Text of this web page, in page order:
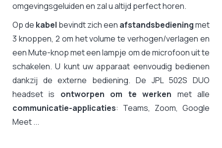
omgevingsgeluiden en zal u altijd perfect horen.
Op de kabel bevindt zich een afstandsbedieningmet
3 knoppen, 2 om het volume te verhogen/verlagen en
een Mute-knop met een lampje om de microfoon uit te
schakelen. U kunt uw apparaat eenvoudig bedienen
dankzij de externe bediening. De JPL 502S DUO
headset is ontworpen om te werken met alle
communicatie-applicaties: Teams, Zoom, Google
Meet ...